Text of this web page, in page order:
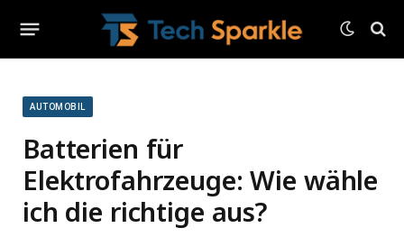
AUTOMOBIL
Batterien für
Elektrofahrzeuge: Wie wähle
ich die richtige aus?